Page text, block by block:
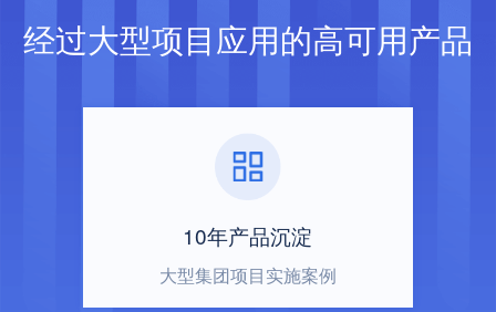
经过大型项目应用的高可用产品
10年产品沉淀
大型集团项目实施案例